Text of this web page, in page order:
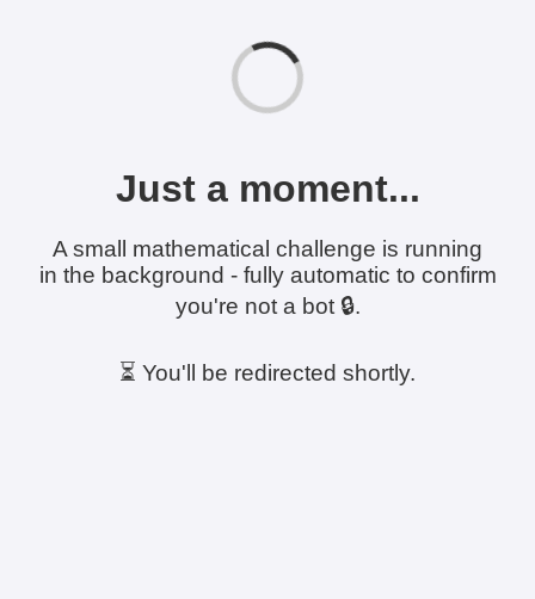
Just a moment...
A small mathematical challenge is running
in the background - fully automatic to confirm
you're not a bot 🔒.
⏳ You'll be redirected shortly.